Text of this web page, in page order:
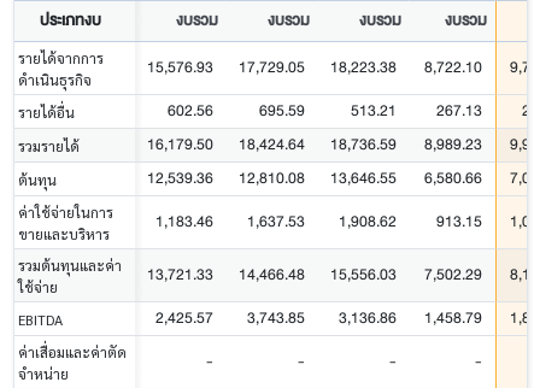
ประเภทงบ งบรวม งบรวม งบรวม งบรวม
รายได้จากการ
ดำเนินธุรกิจ
15,576.93 17,729.05 18,223.38 8,722.10
รายได้อื่น 602.56 695.59 513.21 267.13
รวมรายได้ 16,179.50 18,424.64 18,736.59 8,989.23
ต้นทุน 12,539.36 12,810.08 13,646.55 6,580.66
ค่าใช้จ่ายในการ
ขายและบริหาร
1,183.46 1,637.53 1,908.62 913.15
รวมต้นทุนและค่า
ใช้จ่าย
13,721.33 14,466.48 15,556.03 7,502.29
EBITDA 2,425.57 3,743.85 3,136.86 1,458.79
ค่าเสื่อมและค่าตัด
จำหน่าย
- - - -